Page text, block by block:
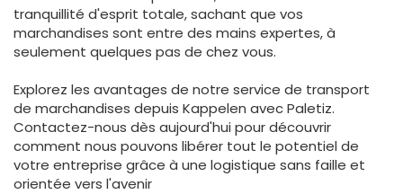
tranquillité d'esprit totale, sachant que vos
marchandises sont entre des mains expertes, à
seulement quelques pas de chez vous.
Explorez les avantages de notre service de transport
de marchandises depuis Kappelen avec Paletiz.
Contactez-nous dès aujourd'hui pour découvrir
comment nous pouvons libérer tout le potentiel de
votre entreprise grâce à une logistique sans faille et
orientée vers l'avenir